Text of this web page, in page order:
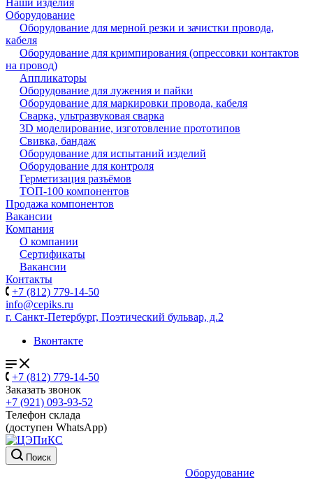
Наши изделия
Оборудование
Оборудование для мерной резки и зачистки провода,
кабеля
Оборудование для кримпирования (опрессовки контактов
на провод)
Аппликаторы
Оборудование для лужения и пайки
Оборудование для маркировки провода, кабеля
Сварка, ультразвуковая сварка
3D моделирование, изготовление прототипов
Свивка, бандаж
Оборудование для испытаний изделий
Оборудование для контроля
Герметизация разъёмов
ТОП-100 компонентов
Продажа компонентов
Вакансии
Компания
О компании
Сертификаты
Вакансии
Контакты
+7 (812) 779-14-50
info@cepiks.ru
г. Санкт-Петербург, Поэтический бульвар, д.2
Вконтакте
+7 (812) 779-14-50
Заказать звонок
+7 (921) 093-93-52
Телефон склада
(доступен WhatsApp)
Поиск
Оборудование